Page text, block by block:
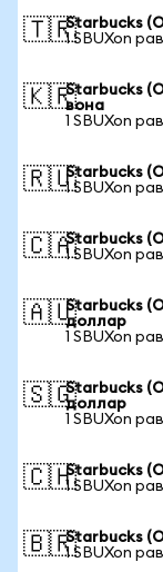
🇹🇷Starbucks
1 SBUXon
🇰🇷Starbucks
вона
1 SBUXon
🇷🇺Starbucks
1 SBUXon
🇨🇦Starbucks
1 SBUXon
🇦🇺Starbucks
доллар
1 SBUXon
🇸🇬Starbucks
доллар
1 SBUXon
🇨🇭Starbucks
1 SBUXon
🇧🇷Starbucks
1 SBUXon